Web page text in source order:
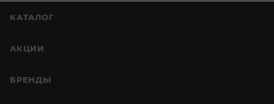
КАТАЛОГ
АКЦИИ
БРЕНДЫ